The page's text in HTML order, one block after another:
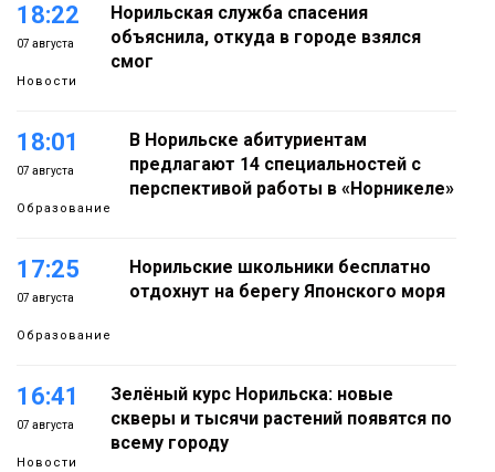
18:22
07 августа
Новости
Норильская служба спасения
объяснила, откуда в городе взялся
смог
18:01
07 августа
Образование
В Норильске абитуриентам
предлагают 14 специальностей с
перспективой работы в «Норникеле»
17:25
07 августа
Образование
Норильские школьники бесплатно
отдохнут на берегу Японского моря
16:41
07 августа
Новости
Зелёный курс Норильска: новые
скверы и тысячи растений появятся по
всему городу